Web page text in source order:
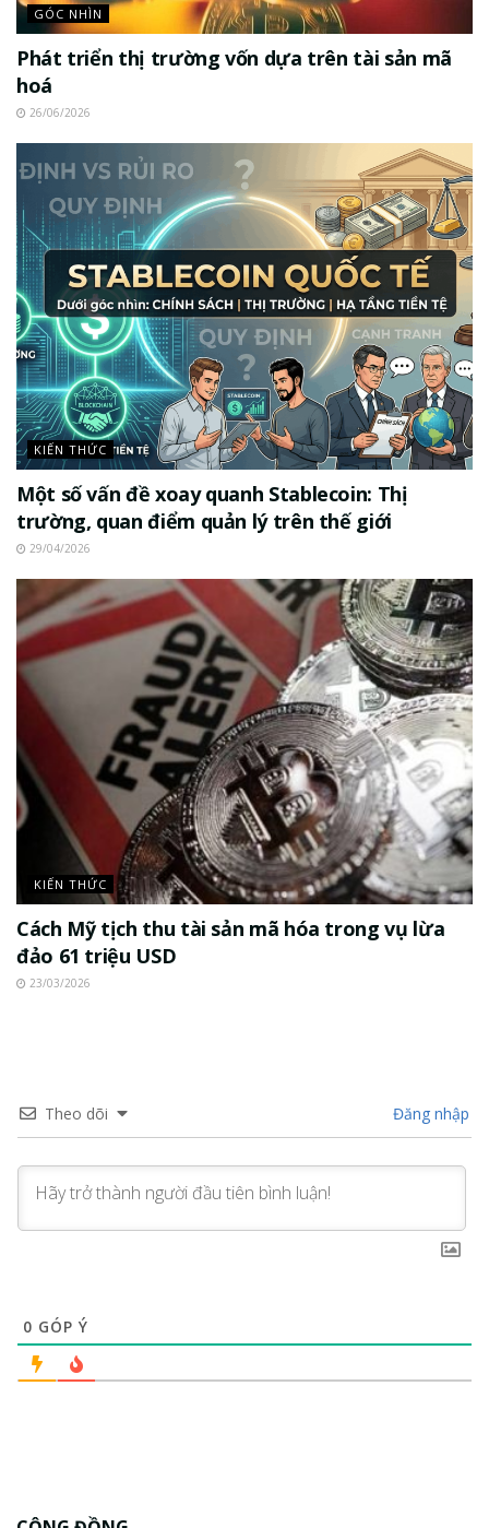
GÓC NHÌN
Phát triển thị trường vốn dựa trên tài sản mã
hoá
26/06/2026
KIẾN THỨC
Một số vấn đề xoay quanh Stablecoin: Thị
trường, quan điểm quản lý trên thế giới
29/04/2026
KIẾN THỨC
Cách Mỹ tịch thu tài sản mã hóa trong vụ lừa
đảo 61 triệu USD
23/03/2026
Theo dõi Đăng nhập
0 GÓP Ý